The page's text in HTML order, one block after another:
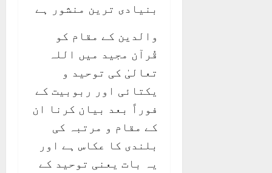
بنیادی ترین منشور ہے
والدین کے مقام کو
قُرآن مجید میں اللہ
تعالیٰ کی توحید و
یکتائی اور ربوبیت کے
فوراً بعد بیان کرنا ان
کے مقام و مرتبہ کی
بلندی کا عکاس ہے اور
یہ بات یعنی توحید کے